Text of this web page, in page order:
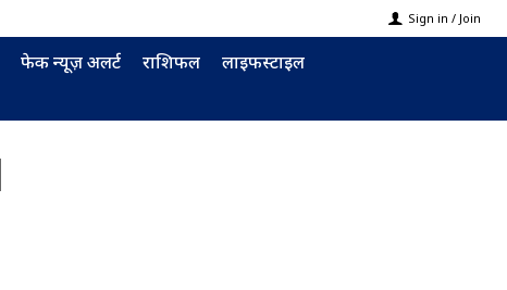
Sign in / Join
फेक न्यूज़ अलर्ट राशिफल लाइफस्टाइल